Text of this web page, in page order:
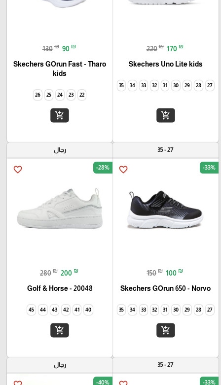
220 ₪ 170 ₪
Skechers Uno Lite kids
27
28
29
30
31
32
33
34
35
add_shopping_cart
130 ₪ 90 ₪
Skechers GOrun Fast - Tharo
kids
22
23
24
25
26
add_shopping_cart
27 - 35
favorite_border -33%
150 ₪ 100 ₪
Skechers GOrun 650 - Norvo
27
28
29
30
31
32
33
34
35
add_shopping_cart
رجال
favorite_border -28%
280 ₪ 200 ₪
Golf & Horse - 20048
40
41
42
43
44
45
add_shopping_cart
27 - 35
-33%
رجال
-40%